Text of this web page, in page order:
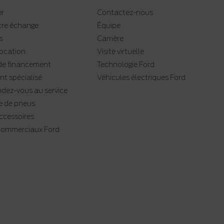
échange
financement
spécialisé
vous au service
de pneus
Ford
Contactez-nous
Équipe
Carrière
Visite virtuelle
Technologie Ford
Véhicules électriques Ford